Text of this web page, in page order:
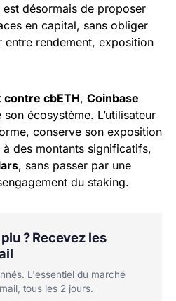
est désormais de proposer
en capital, sans obliger
entre rendement, exposition
contre cbETH, Coinbase
écosystème. L’utilisateur
conserve son exposition
à des montants significatifs,
, sans passer par une
du staking.
? Recevez les
L'essentiel du marché
tous les 2 jours.